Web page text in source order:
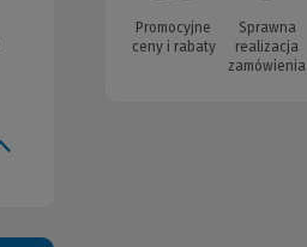
Promocyjne
ceny i rabaty
Sprawna
realizacja
zamówienia